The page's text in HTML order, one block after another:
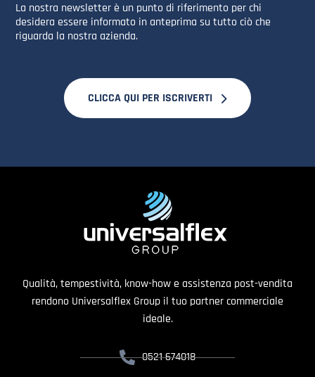
La nostra newsletter è un punto di riferimento per chi
desidera essere informato in anteprima su tutto ciò che
riguarda la nostra azienda.
CLICCA QUI PER ISCRIVERTI
Qualità, tempestività, know-how e assistenza post-vendita
rendono Universalflex Group il tuo partner commerciale
ideale.
0521 674018